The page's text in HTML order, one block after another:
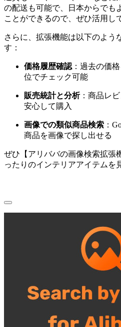
の配送も可能で、日本からでも
ことができるので、ぜひ活用し
さらに、拡張機能は以下のよう
す：
価格履歴確認 ：過去の価
位でチェック可能
販売統計と分析：商品レビ
安心して購入
画像での類似商品検索 ：
商品を画像で探し出せる
ぜひ【アリババの画像検索拡張
ったりのインテリアアイテムを